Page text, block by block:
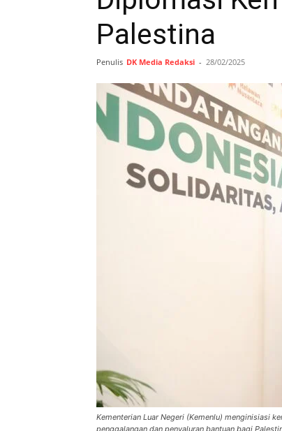
Palestina
Penulis DK Media Redaksi - 28/02/2025
Kementerian Luar Negeri (Kemenlu) menginisiasi
penggalangan dan penyaluran bantuan bagi